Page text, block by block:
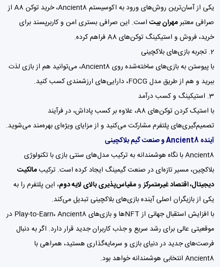
یکی از آسان‌ترین روش‌های ورود به اکوسیستم Ancient8، خرید توکن A8 از
صرافی معتبرمهران بیت است. این صرافی بستری امن و کاربرپسند برای
خرید، فروش و استیکینگ توکن‌های A8 فراهم کرده.
2. تجربه بازی‌های بلاکچینی
با پیوستن به بازی‌های ساخته‌شده روی Ancient8، می‌توانید هم از بازی لذت
ببرید و هم از طریق مدل FOCG، دارایی‌های ارزشمندی کسب کنید.
3. استیکینگ و کسب درآمد
با استیک کردن توکن‌های A8، علاوه بر کسب پاداش، در فرآیند
تصمیم‌گیری‌های پلتفرم مشارکت می‌کنید و از مزایای ویژه‌ای بهره‌مند می‌شوید.
آینده Ancient8 و صنعت گیم بلاکچینی
Ancient8 با نگاه هوشمندانه به ترکیب مدل‌های سنتی بازی با تکنولوژی
بلاکچین، مسیر تازه‌ای در صنعت گیمینگ ایجاد کرده است. ترکیبمالکیت
دیجیتال، اقتصاد غیرمتمرکزومقیاس‌پذیری بالای لایه دوم، این پلتفرم را به
یکی از بازیگران اصلی آینده بازی‌های بلاکچینی تبدیل می‌کند.
با افزایش استقبال جهانی از NFTها و بازی‌های Play-to-Earn، Ancient8 در
موقعیتی عالی برای رشد سریع و جذب کاربران جدید قرار دارد. اگر به دنبال
فرصت‌های جدید در دنیای بازی و سرمایه‌گذاری هستید، همراهی با
Ancient8 انتخابی هوشمندانه خواهد بود.